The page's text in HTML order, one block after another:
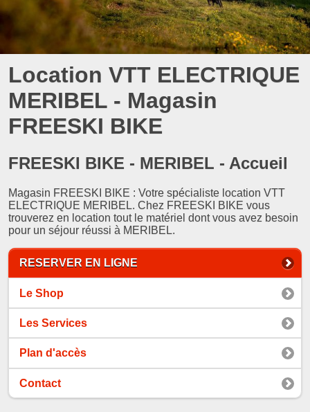
Location VTT ELECTRIQUE
MERIBEL - Magasin
FREESKI BIKE
FREESKI BIKE - MERIBEL - Accueil
Magasin FREESKI BIKE : Votre spécialiste location VTT
ELECTRIQUE MERIBEL. Chez FREESKI BIKE vous
trouverez en location tout le matériel dont vous avez besoin
pour un séjour réussi à MERIBEL.
RESERVER EN LIGNE
Le Shop
Les Services
Plan d'accès
Contact